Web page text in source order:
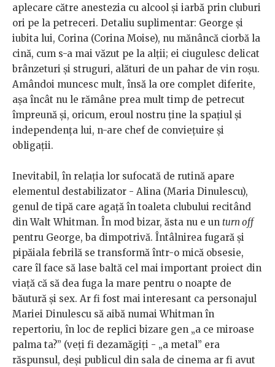
aplecare către anestezia cu alcool şi iarbă prin cluburi
ori pe la petreceri. Detaliu suplimentar: George şi
iubita lui, Corina (Corina Moise), nu mănâncă ciorbă la
cină, cum s-a mai văzut pe la alţii; ei ciugulesc delicat
brânzeturi şi struguri, alături de un pahar de vin roşu.
Amândoi muncesc mult, însă la ore complet diferite,
aşa încât nu le rămâne prea mult timp de petrecut
împreună şi, oricum, eroul nostru ţine la spaţiul şi
independenţa lui, n-are chef de convieţuire şi
obligaţii.
Inevitabil, în relaţia lor sufocată de rutină apare
elementul destabilizator - Alina (Maria Dinulescu),
genul de tipă care agaţă în toaleta clubului recitând
din Walt Whitman. În mod bizar, ăsta nu e un turn off
pentru George, ba dimpotrivă. Întâlnirea fugară şi
pipăiala febrilă se transformă într-o mică obsesie,
care îl face să lase baltă cel mai important proiect din
viaţă că să dea fuga la mare pentru o noapte de
băutură şi sex. Ar fi fost mai interesant ca personajul
Mariei Dinulescu să aibă numai Whitman în
repertoriu, în loc de replici bizare gen „a ce miroase
palma ta?” (veţi fi dezamăgiţi - „a metal” era
răspunsul, deşi publicul din sala de cinema ar fi avut